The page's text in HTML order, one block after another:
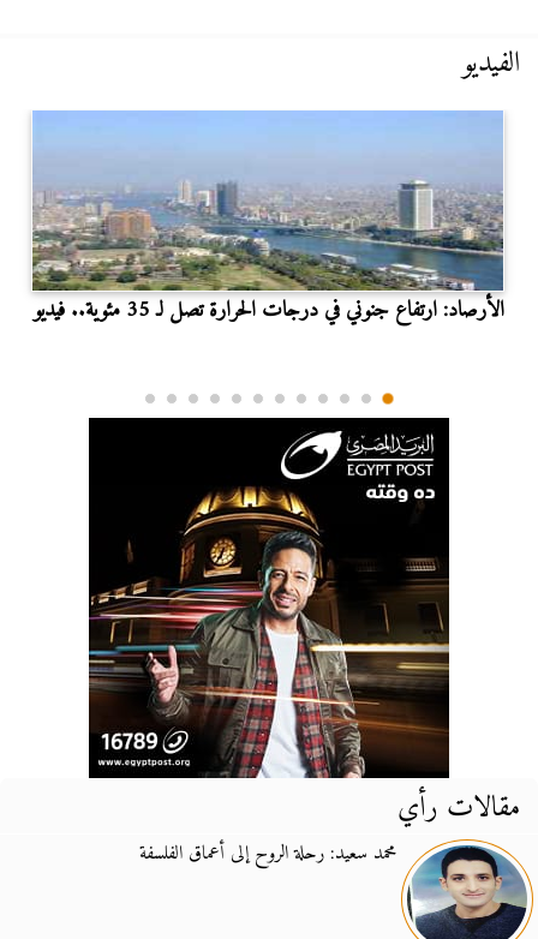
الفيديو
الأرصاد: ارتفاع جنوني في درجات الحرارة تصل لـ 35 مئوية.. فيديو
مقالات رأي
محمد سعيد: رحلة الروح إلى أعماق الفلسفة